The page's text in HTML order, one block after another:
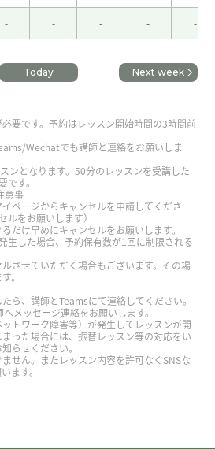
过得很快。( 女性 )
期待和你一起上课！( 40代 女
す 語彙力つけまっす( 50代 男
很开心、谢谢老师。期待下次
- - - - -
Today Next week
要です。予約はレッスン開始時間の3時間前
Wechatでも講師と連絡をお願いしま
ンとなります。50分のレッスンを受講した
す。
意事
ページからキャンセルを申請してくださ
ルをお願いします）
だけ早めにキャンセルをお願いします。
生した場合、予約保有数が1回に制限される
させていただく場合もございます。その場
。
ら、講師とTeamsにて連絡してください。
メッセージ連絡をお願いします。
トワーク障害等）が発生してレッスンが開
った場合には、振替レッスン等の対応をい
らせください。
せん。またレッスン内容を許可なくSNSな
ます。